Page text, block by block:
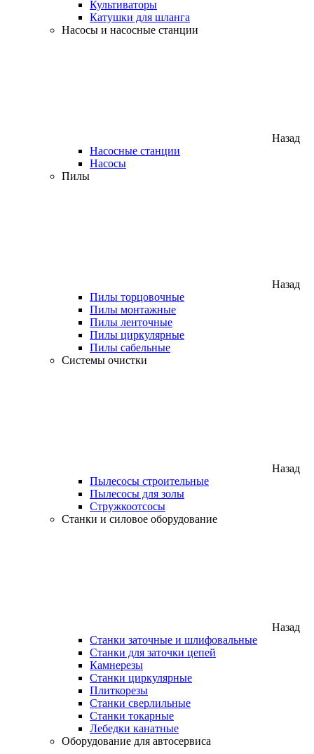
Культиваторы
Катушки для шланга
Насосы и насосные станции
Назад
Насосные станции
Насосы
Пилы
Назад
Пилы торцовочные
Пилы монтажные
Пилы ленточные
Пилы циркулярные
Пилы сабельные
Системы очистки
Назад
Пылесосы строительные
Пылесосы для золы
Стружкоотсосы
Станки и силовое оборудование
Назад
Станки заточные и шлифовальные
Станки для заточки цепей
Камнерезы
Станки циркулярные
Плиткорезы
Станки сверлильные
Станки токарные
Лебедки канатные
Оборудование для автосервиса